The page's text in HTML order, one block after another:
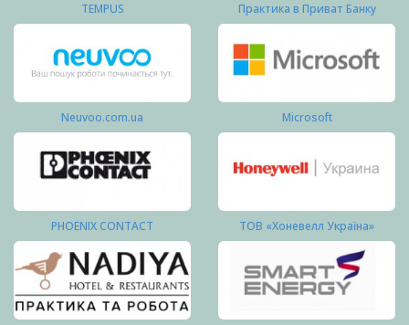
TEMPUS Практика в Приват Банку
Neuvoo.com.ua Microsoft
PHOENIX CONTACT ТОВ «Хоневелл Україна»